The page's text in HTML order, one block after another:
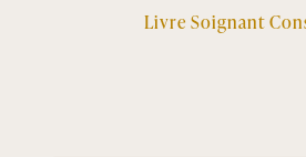
Livre Soignant